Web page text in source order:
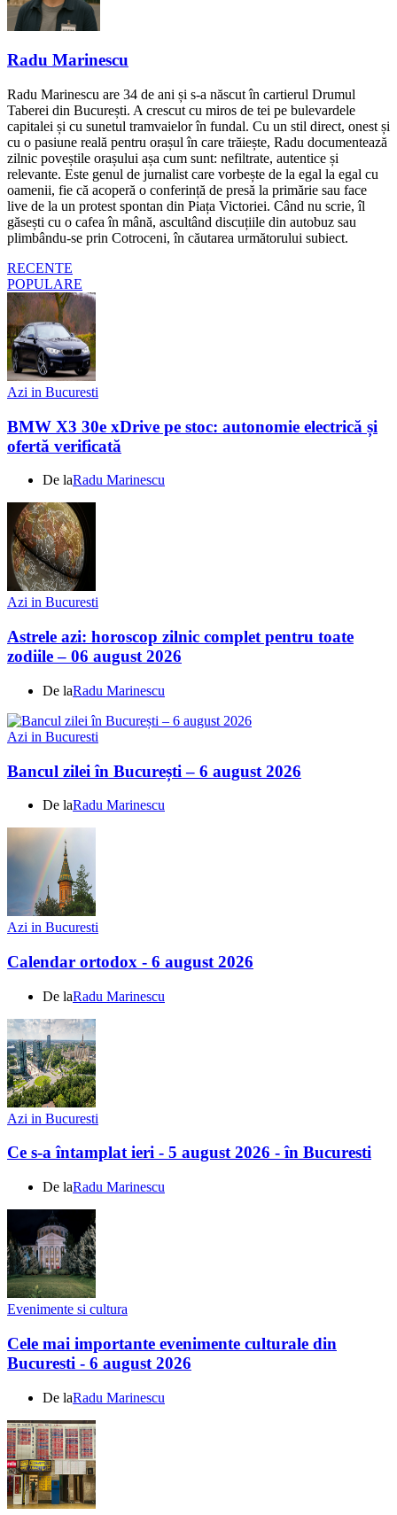
Radu Marinescu
Radu Marinescu are 34 de ani și s-a născut în cartierul Drumul
Taberei din București. A crescut cu miros de tei pe bulevardele
capitalei și cu sunetul tramvaielor în fundal. Cu un stil direct, onest și
cu o pasiune reală pentru orașul în care trăiește, Radu documentează
zilnic poveștile orașului așa cum sunt: nefiltrate, autentice și
relevante. Este genul de jurnalist care vorbește de la egal la egal cu
oamenii, fie că acoperă o conferință de presă la primărie sau face
live de la un protest spontan din Piața Victoriei. Când nu scrie, îl
găsești cu o cafea în mână, ascultând discuțiile din autobuz sau
plimbându-se prin Cotroceni, în căutarea următorului subiect.
RECENTE
POPULARE
Azi in Bucuresti
BMW X3 30e xDrive pe stoc: autonomie electrică și
ofertă verificată
De laRadu Marinescu
Azi in Bucuresti
Astrele azi: horoscop zilnic complet pentru toate
zodiile – 06 august 2026
De laRadu Marinescu
Azi in Bucuresti
Bancul zilei în București – 6 august 2026
De laRadu Marinescu
Azi in Bucuresti
Calendar ortodox - 6 august 2026
De laRadu Marinescu
Azi in Bucuresti
Ce s-a întamplat ieri - 5 august 2026 - în Bucuresti
De laRadu Marinescu
Evenimente si cultura
Cele mai importante evenimente culturale din
Bucuresti - 6 august 2026
De laRadu Marinescu